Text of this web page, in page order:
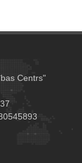
Centrs"